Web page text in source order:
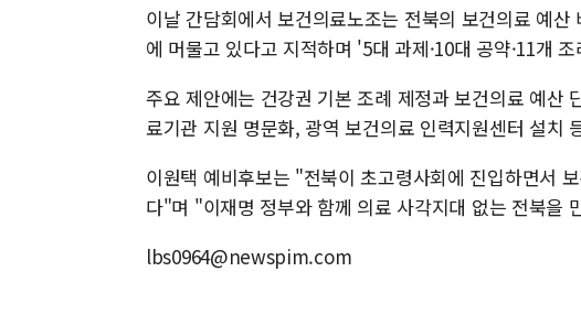
이날 간담회에서 보건의료노조는 전북의 보건의료 예
에 머물고 있다고 지적하며 '5대 과제·10대 공약·11개
주요 제안에는 건강권 기본 조례 제정과 보건의료 예산
료기관 지원 명문화, 광역 보건의료 인력지원센터 설치
이원택 예비후보는 "전북이 초고령사회에 진입하면서
다"며 "이재명 정부와 함께 의료 사각지대 없는 전북을
lbs0964@newspim.com